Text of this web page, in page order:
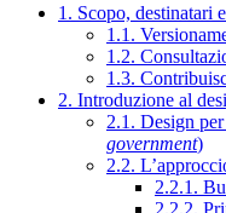
1. Scopo, destinatari
1.1.
1.2.
1.3.
2. Introduzione al
2.1. Design
government)
2.2.
2.2.1.
2.2.2.